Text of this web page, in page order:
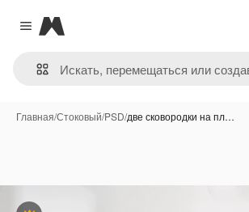
Close menu
Magnific
Главная/Стоковый/PSD/две сковородки на пл…